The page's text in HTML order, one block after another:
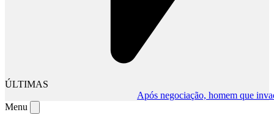
ÚLTIMAS
Após negociação, homem que invadiu
Menu